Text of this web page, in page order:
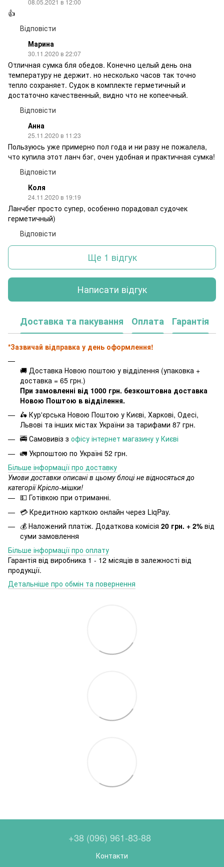
👍
Відповісти
Марина
30.11.2020 в 22:07
Отличная сумка бля обедов. Конечно целый день она
температуру не держит. но несколько часов так точно
тепло сохраняет. Судок в комплекте герметичный и
достаточно качественный, видно что не копеечный.
Відповісти
Анна
25.11.2020 в 11:23
Пользуюсь уже примерно пол года и ни разу не пожалела,
что купила этот ланч бэг, очен удобная и практичная сумка!
Відповісти
Коля
24.11.2020 в 19:19
Ланчбег просто супер, особенно порадовал судочек
герметичный)
Відповісти
Ще 1 відгук
Написати відгук
Доставка та пакування Оплата Гарантія
*Зазвичай відправка у день оформлення!
🚚 Доставка Новою поштою у відділення (упаковка +
доставка = 65 грн.)
При замовленні від 1000 грн. безкоштовна доставка
Новою Поштою в відділення.
🛵 Кур'єрська Новою Поштою у Києві, Харкові, Одесі,
Львові та інших містах України за тарифами 87 грн.
🚎 Самовивіз з офісу інтернет магазину у Києві
🚛 Укрпоштою по Україні 52 грн.
Більше інформації про доставку
Умови доставки описані в цьому блоці не відносяться до
категорії Крісло-мішки!
💵 Готівкою при отриманні.
💳 Кредитною карткою онлайн через LiqPay.
💰 Наложений платіж. Додаткова комісія 20 грн. + 2% від
суми замовлення
Більше інформації про оплату
Гарантія від виробника 1 - 12 місяців в залежності від
продукції.
Детальніше про обмін та повернення
+38 (096) 961-83-88
Контакти